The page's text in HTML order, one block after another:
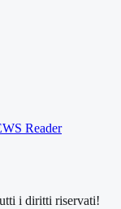
Reader
i diritti riservati!